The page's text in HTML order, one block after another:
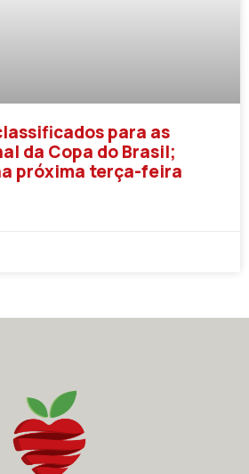
para as
da Copa do Brasil;
próxima terça-feira